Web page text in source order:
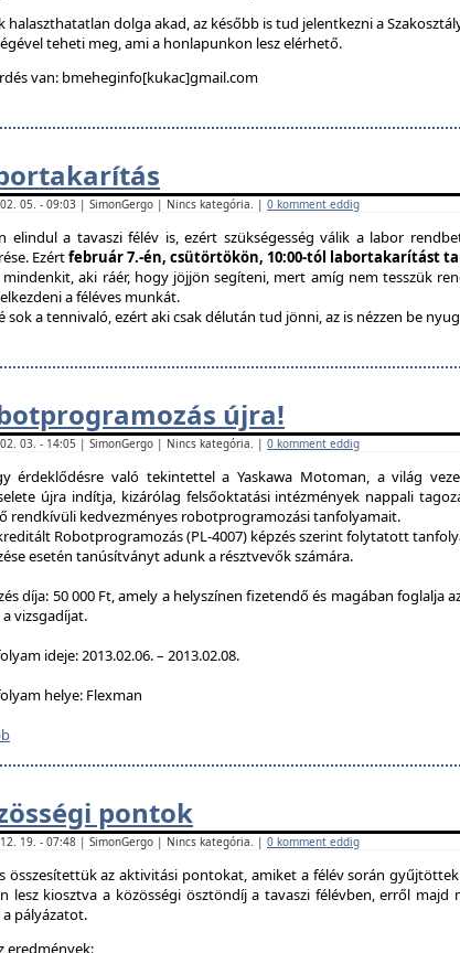
halaszthatatlan dolga akad, az később is tud jelentkezni a
teheti meg, ami a honlapunkon lesz elérhető.
van: bmeheginfo[kukac]gmail.com
05. - 09:03 | SimonGergo | Nincs kategória. | 0 komment eddig
elindul a tavaszi félév is, ezért szükségesség válik a labor
Ezértfebruár 7.-én, csütörtökön, 10:00-tól labortakarítást
mindenkit, aki ráér, hogy jöjjön segíteni, mert amíg nem tesszük
a féléves munkát.
sok a tennivaló, ezért aki csak délután tud jönni, az is nézzen be
újra!
03. - 14:05 | SimonGergo | Nincs kategória. | 0 komment eddig
érdeklődésre való tekintettel a Yaskawa Motoman, a világ
újra indítja, kizárólag felsőoktatási intézmények nappali
rendkívüli kedvezményes robotprogramozási tanfolyamait.
Robotprogramozás (PL-4007) képzés szerint folytatott
esetén tanúsítványt adunk a résztvevők számára.
díja: 50 000 Ft, amely a helyszínen fizetendő és magában foglalja
vizsgadíjat.
ideje: 2013.02.06. – 2013.02.08.
helye: Flexman
pontok
19. - 07:48 | SimonGergo | Nincs kategória. | 0 komment eddig
összesítettük az aktivitási pontokat, amiket a félév során
lesz kiosztva a közösségi ösztöndíj a tavaszi félévben, erről
a pályázatot.
eredmények: